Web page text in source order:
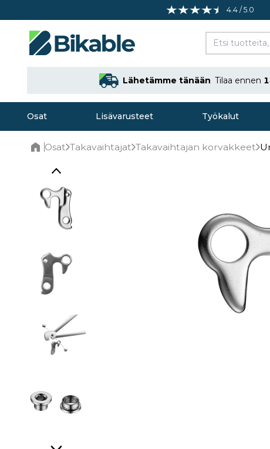
4.4 / 5.0
Lähetämme tänään Tilaa ennen
Osat Lisävarusteet Työkalut
Osat Takavaihtajat Takavaihtajan korvakkeet